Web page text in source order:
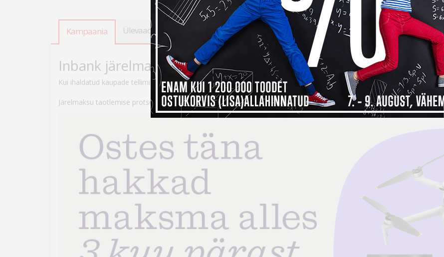
Kampaania Ülevaade Tooteandmed Kokkusobivad tooted 24 Tarneinfo Saadavus
Inbank järelmaksuga ostes maksad kauba eest alles
Kui ihaldatud kaupade tellimiseks peaks raha nappima, siisInbank järelmaksu abiga saad soovitud kauba kohe
Järelmaksu taotlemise protsess on lihtne – veebikaubamaja ostukorvis tuleb makseviisiks valida “Maksa